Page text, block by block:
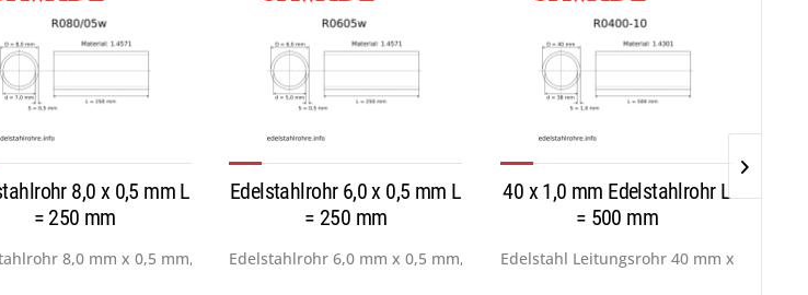
8,0 x 0,5 mm L
= 250 mm
8,0 mm x 0,5 mm, Werkstoff: 1.4571...
Edelstahlrohr 6,0 x 0,5 mm L
= 250 mm
Edelstahlrohr 6,0 mm x 0,5 mm, Werkstoff: 1.4571...
40 x 1,0 mm Edelstahlrohr L
= 500 mm
Edelstahl Leitungsrohr 40 mm x 1,0 mm,